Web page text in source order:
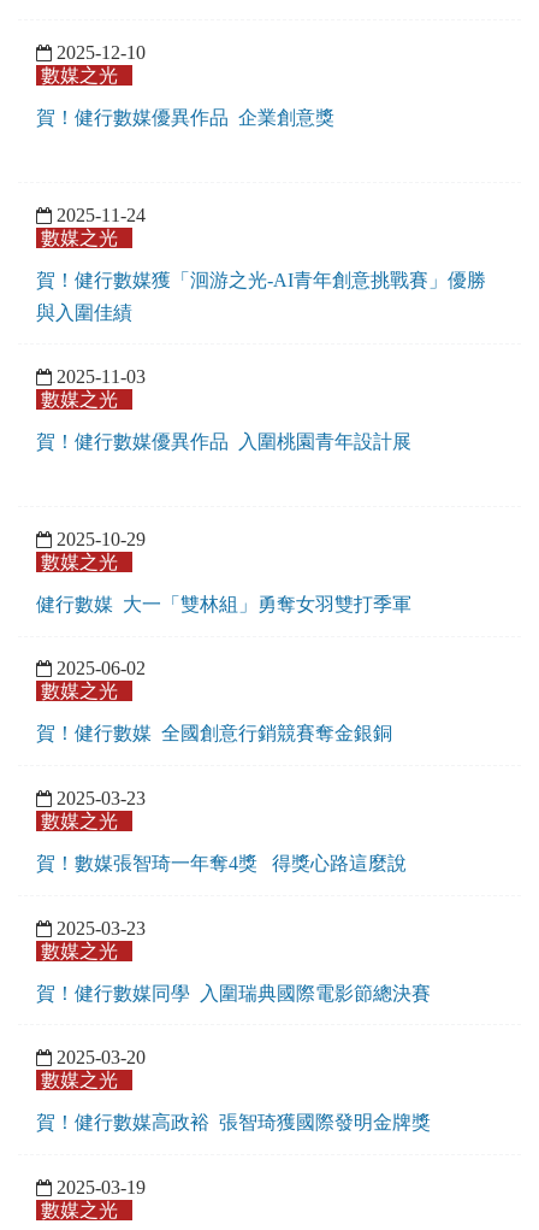
2025-12-10
數媒之光
賀！健行數媒優異作品 企業創意獎
2025-11-24
數媒之光
賀！健行數媒獲「洄游之光-AI青年創意挑戰賽」優勝
與入圍佳績
2025-11-03
數媒之光
賀！健行數媒優異作品 入圍桃園青年設計展
2025-10-29
數媒之光
健行數媒 大一「雙林組」勇奪女羽雙打季軍
2025-06-02
數媒之光
賀！健行數媒 全國創意行銷競賽奪金銀銅
2025-03-23
數媒之光
賀！數媒張智琦一年奪4獎 得獎心路這麼說
2025-03-23
數媒之光
賀！健行數媒同學 入圍瑞典國際電影節總決賽
2025-03-20
數媒之光
賀！健行數媒高政裕 張智琦獲國際發明金牌獎
2025-03-19
數媒之光